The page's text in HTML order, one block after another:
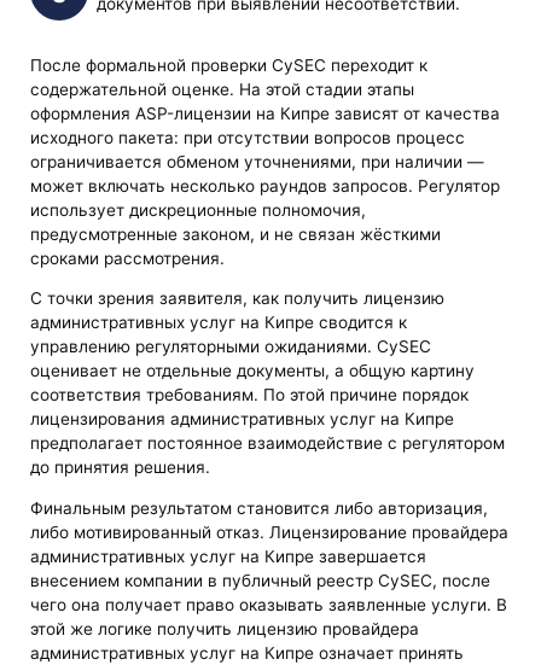
После формальной проверки CySEC переходит к
содержательной оценке. На этой стадии этапы
оформления ASP-лицензии на Кипре зависят от качества
исходного пакета: при отсутствии вопросов процесс
ограничивается обменом уточнениями, при наличии —
может включать несколько раундов запросов. Регулятор
использует дискреционные полномочия,
предусмотренные законом, и не связан жёсткими
сроками рассмотрения.
С точки зрения заявителя, как получить лицензию
административных услуг на Кипре сводится к
управлению регуляторными ожиданиями. CySEC
оценивает не отдельные документы, а общую картину
соответствия требованиям. По этой причине порядок
лицензирования административных услуг на Кипре
предполагает постоянное взаимодействие с регулятором
до принятия решения.
Финальным результатом становится либо авторизация,
либо мотивированный отказ. Лицензирование провайдера
административных услуг на Кипре завершается
внесением компании в публичный реестр CySEC, после
чего она получает право оказывать заявленные услуги. В
этой же логике получить лицензию провайдера
административных услуг на Кипре означает принять